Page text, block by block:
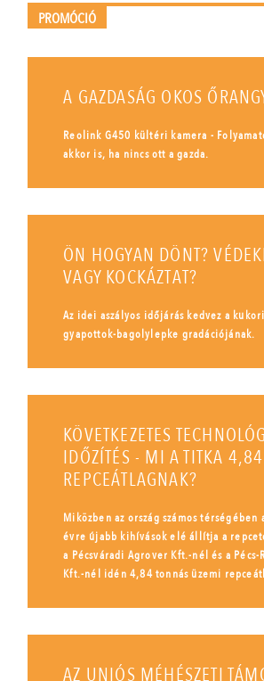
PROMÓCIÓ
A GAZDASÁG OKOS
Reolink G450 kültéri kamera -
akkor is, ha nincs ott a gazda.
ÖN HOGYAN DÖNT?
VAGY KOCKÁZTAT?
Az idei aszályos időjárás kedvez a
gyapottok-bagolylepke gradációjának.
KÖVETKEZETES
IDŐZÍTÉS - MI A TITKA
REPCEÁTLAGNAK?
Miközben az ország számos térségében
évre újabb kihívások elé állítja a
a Pécsváradi Agrover Kft.-nél és a Pécs-
Kft.-nél idén 4,84 tonnás üzemi
AZ UNIÓS MÉHÉSZETI